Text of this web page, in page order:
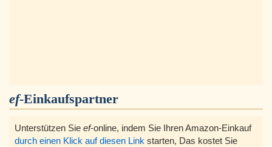
ef-Einkaufspartner
Unterstützen Sie ef-online, indem Sie Ihren Amazon-Einkauf
durch einen Klick auf diesen Link starten, Das kostet Sie